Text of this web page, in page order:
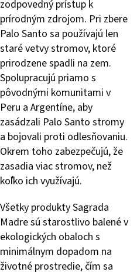
zodpovedný prístup k
prírodným zdrojom. Pri zbere
Palo Santo sa používajú len
staré vetvy stromov, ktoré
prirodzene spadli na zem.
Spolupracujú priamo s
pôvodnými komunitami v
Peru a Argentíne, aby
zasádzali Palo Santo stromy
a bojovali proti odlesňovaniu.
Okrem toho zabezpečujú, že
zasadia viac stromov, než
koľko ich využívajú.
Všetky produkty Sagrada
Madre sú starostlivo balené v
ekologických obaloch s
minimálnym dopadom na
životné prostredie, čím sa